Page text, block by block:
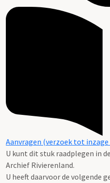
Aanvragen (verzoek tot inzage
U kunt dit stuk raadplegen in
Archief Rivierenland.
U heeft daarvoor de volgende